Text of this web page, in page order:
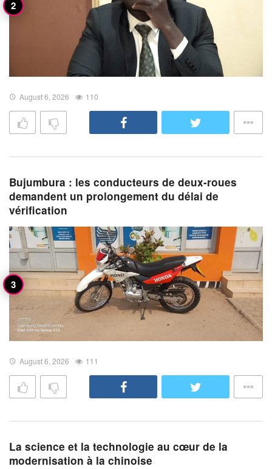
August 6, 2026 110
Bujumbura : les conducteurs de deux-roues
demandent un prolongement du délai de
vérification
August 6, 2026 111
La science et la technologie au cœur de la
modernisation à la chinoise